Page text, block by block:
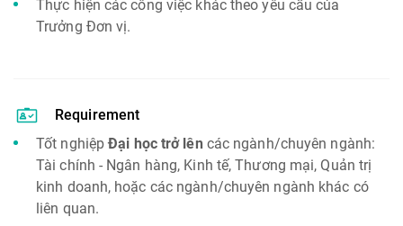
Thực hiện các công việc khác theo yêu cầu của
Trưởng Đơn vị.
Requirement
Tốt nghiệpĐại học trở lên các ngành/chuyên ngành:
Tài chính - Ngân hàng, Kinh tế, Thương mại, Quản trị
kinh doanh, hoặc các ngành/chuyên ngành khác có
liên quan.